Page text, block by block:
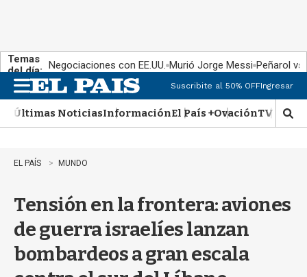
Temas
del día: Negociaciones con EE.UU. Murió Jorge Messi Peñarol
n
u
Suscribite al 50% OFFIngresar
Últimas NoticiasInformaciónEl País +OvaciónTV Show
M
o
r
b
EL PAÍS MUNDO
Tensión en la frontera: aviones
de guerra israelíes lanzan
bombardeos a gran escala